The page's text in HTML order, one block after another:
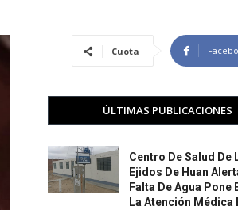
Cuota
ÚLTIMAS PUBLICACIONES
Centro De Salud De
Ejidos De Huan
Falta De Agua Pone
La Atención Médica